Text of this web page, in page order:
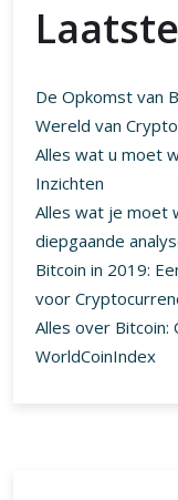
De Opkomst van
Wereld van
Alles wat u moet
Inzichten
Alles wat je moet
diepgaande
Bitcoin in 2019:
voor
Alles over Bitcoin:
WorldCoinIndex